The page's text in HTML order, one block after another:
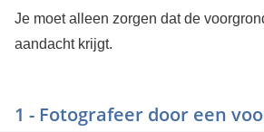
Je moet alleen zorgen dat de
aandacht krijgt.
1 - Fotografeer door een